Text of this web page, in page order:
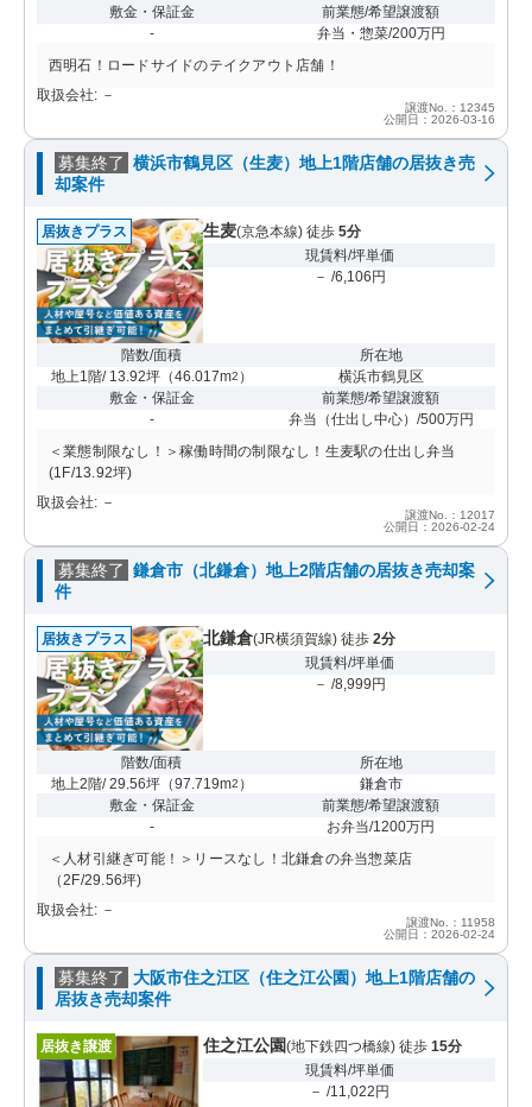
敷金・保証金
-
前業態/希望譲渡額
弁当・惣菜/200万円
西明石！ロードサイドのテイクアウト店舗！
取扱会社: －
譲渡No.：12345
公開日：2026-03-16
募集終了 横浜市鶴見区（生麦）地上1階店舗の居抜き売
却案件
居抜きプラス 生麦(京急本線) 徒歩 5分
現賃料/坪単価
－ /6,106円
階数/面積
地上1階/ 13.92坪（46.017m2 ）
所在地
横浜市鶴見区
敷金・保証金
-
前業態/希望譲渡額
弁当（仕出し中心）/500万円
＜業態制限なし！＞稼働時間の制限なし！生麦駅の仕出し弁当
(1F/13.92坪)
取扱会社: －
譲渡No.：12017
公開日：2026-02-24
募集終了 鎌倉市（北鎌倉）地上2階店舗の居抜き売却案
件
居抜きプラス 北鎌倉(JR横須賀線) 徒歩 2分
現賃料/坪単価
－ /8,999円
階数/面積
地上2階/ 29.56坪（97.719m2 ）
所在地
鎌倉市
敷金・保証金
-
前業態/希望譲渡額
お弁当/1200万円
＜人材引継ぎ可能！＞リースなし！北鎌倉の弁当惣菜店
（2F/29.56坪)
取扱会社: －
譲渡No.：11958
公開日：2026-02-24
募集終了
大阪市住之江区（住之江公園）地上1階店舗の
居抜き売却案件
居抜き譲渡 住之江公園(地下鉄四つ橋線) 徒歩 15分
現賃料/坪単価
－ /11,022円